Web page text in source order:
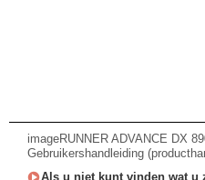
imageRUNNER ADVANCE DX
Gebruikershandleiding
Als u niet kunt vinden wat u